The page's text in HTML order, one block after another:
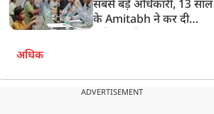
सबसे बड़े अधिकारी, 13 साल
के Amitabh ने कर दी
अधिक
ADVERTISEMENT